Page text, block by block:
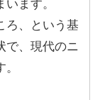
ます。
ろ、という基
で、現代のニ